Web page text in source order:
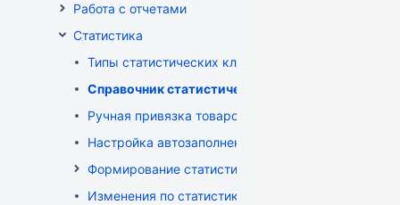
Работа с отчетами
Статистика
Типы статистических классификаторов
Справочник статистических групп
Ручная привязка товаров к статистическим
Настройка автозаполнения статистических
Формирование статистических отчетов
Изменения по статистике с января 2025